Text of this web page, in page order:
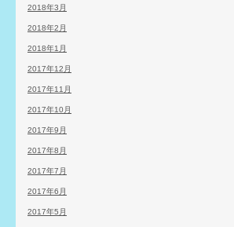
2018年3月
2018年2月
2018年1月
2017年12月
2017年11月
2017年10月
2017年9月
2017年8月
2017年7月
2017年6月
2017年5月